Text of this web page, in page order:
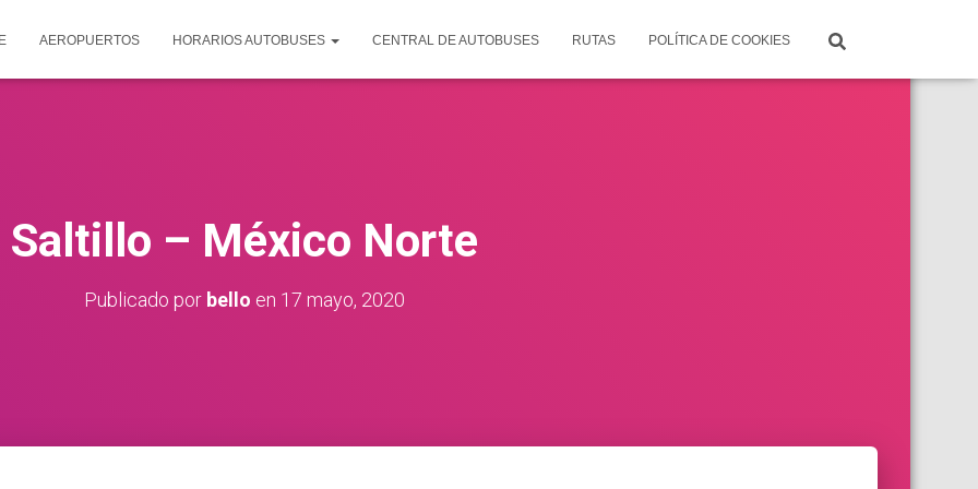
AEROPUERTOS HORARIOS AUTOBUSES CENTRAL DE AUTOBUSES RUTAS POLÍTICA DE COOKIES
Saltillo – México Norte
Publicado por bello en 17 mayo, 2020